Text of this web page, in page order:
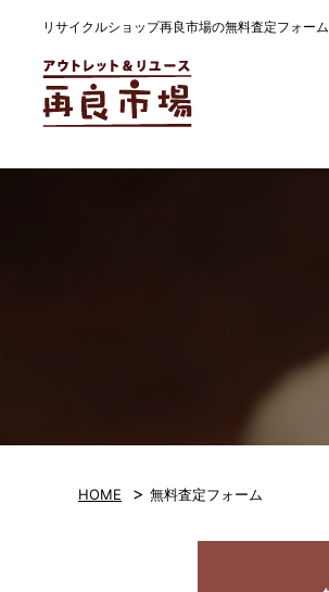
リサイクルショップ再良市場の無料査定フォーム
HOME > 無料査定フォーム